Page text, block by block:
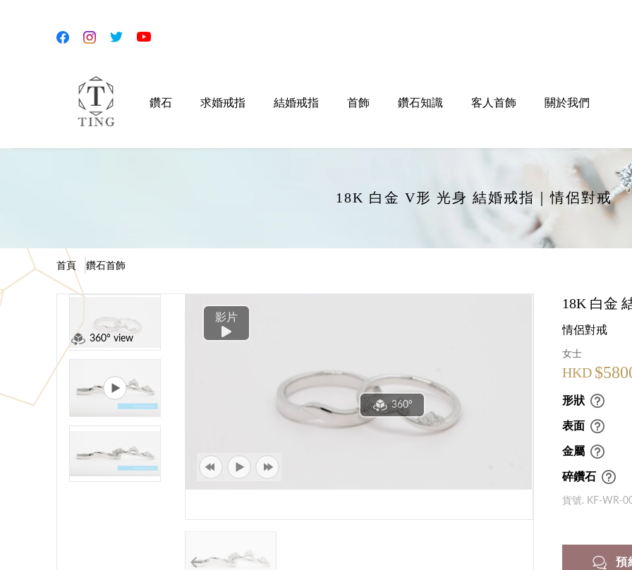
鑽石 求婚戒指 結婚戒指 首飾 鑽石知識 客人首飾 關於我們
18K 白金 V形 光身 結婚戒指｜情侶對戒
首頁 鑽石首飾
360° view
影片
360°
18K 白金
情侶對戒
女士
HKD
形狀
表面
金屬
碎鑽石
貨號. KF-WR-
預